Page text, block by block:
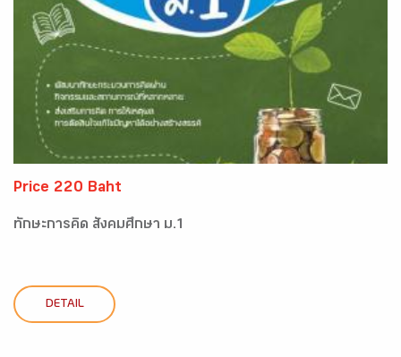
Price 220 Baht
ทักษะการคิด สังคมศึกษา ม.1
DETAIL